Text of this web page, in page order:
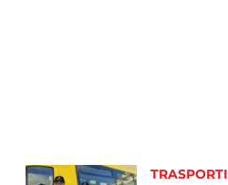
TRASPORTI